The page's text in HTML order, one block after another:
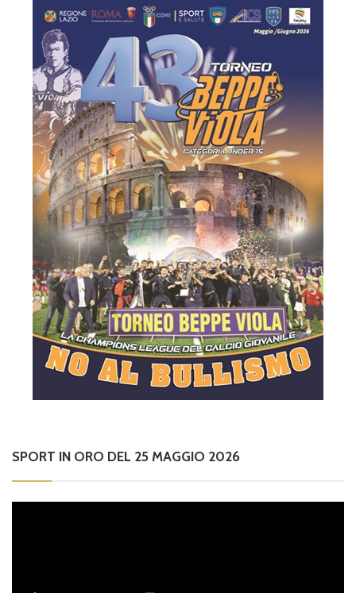
SPORT IN ORO DEL 25 MAGGIO 2026